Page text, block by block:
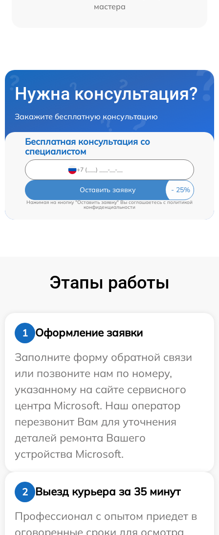
мастера
Нужна консультация?
Закажите бесплатную консультацию
Бесплатная консультация со
специалистом
Оставить заявку
Нажимая на кнопку "Оставить заявку" Вы соглашаетесь cполитикой
конфиденциальности
Этапы работы
1
Оформление заявки
Заполните форму обратной связи
или позвоните нам по номеру,
указанному на сайте сервисного
центра Microsoft. Наш оператор
перезвонит Вам для уточнения
деталей ремонта Вашего
устройства Microsoft.
2
Выезд курьера за 35 минут
Профессионал с опытом приедет в
оговоренные сроки для осмотра